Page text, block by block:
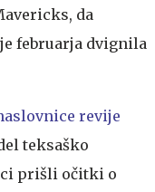
da
februarja dvignila
revije
teksaško
prišli očitki o